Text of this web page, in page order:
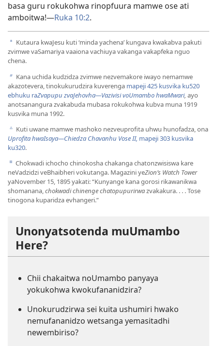
basa guru rokukohwa rinopfuura mamwe ose ati
amboitwa!—Ruka 10:2.
a Kutaura kwaJesu kuti ‘minda yachena’ kungava kwakabva pakuti
zvimwe vaSamariya vaaiona vachiuya vakanga vakapfeka nguo
chena.
b Kana uchida kudzidza zvimwe nezvemakore iwayo nemamwe
akazotevera, tinokukurudzira kuverenga mapeji 425 kusvika ku520
ebhuku raZvapupu zvaJehovha​—Vazivisi voUmambo hwaMwari, ayo
anotsanangura zvakabuda mubasa rokukohwa kubva muna 1919
kusvika muna 1992.
c Kuti uwane mamwe mashoko nezveuprofita uhwu hunofadza, ona
Uprofita hwaIsaya​—Chiedza Chavanhu Vose II, mapeji 303 kusvika
ku320.
d Chokwadi ichocho chinokosha chakanga chatonzwisiswa kare
neVadzidzi veBhaibheri vokutanga. Magazini yeZion’s Watch Tower
yaNovember 15, 1895 yakati: “Kunyange kana gorosi rikawanikwa
shomanana,chokwadi chinenge chatopupurirwazvakakura. . . . Tose
tinogona kuparidza evhangeri.”
Unonyatsotenda muUmambo
Here?
Chii chakaitwa noUmambo panyaya
yokukohwa kwokufananidzira?
Unokurudzirwa sei kuita ushumiri hwako
nemufananidzo wetsanga yemasitadhi
newembiriso?